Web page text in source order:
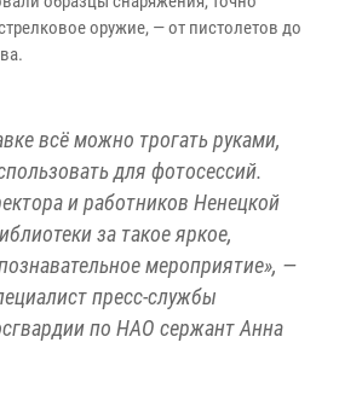
оружие, — от пистолетов до
всё можно трогать руками,
для фотосессий.
и работников Ненецкой
за такое яркое,
мероприятие», —
пресс-службы
по НАО сержант Анна